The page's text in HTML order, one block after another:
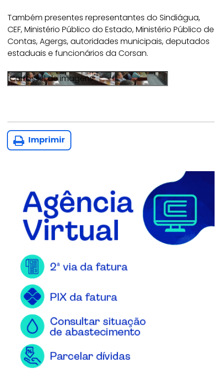
Também presentes representantes do Sindiágua,
CEF, Ministério Público do Estado, Ministério Público de
Contas, Agergs, autoridades municipais, deputados
estaduais e funcionários da Corsan.
Imprimir